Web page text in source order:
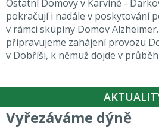
Ostatní Domovy v Karviné -
pokračují i nadále v poskytování
v rámci skupiny Domov
připravujeme zahájení provozu
v Dobříši, k němuž dojde v
Vyřezáváme dýně